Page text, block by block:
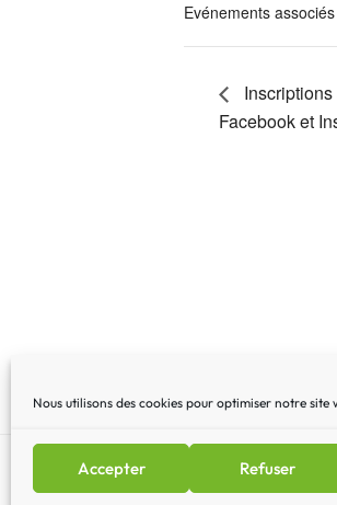
Nous utilisons des cookies pour optimiser notre site
Accepter Refuser
Evénements associés
Facebook et